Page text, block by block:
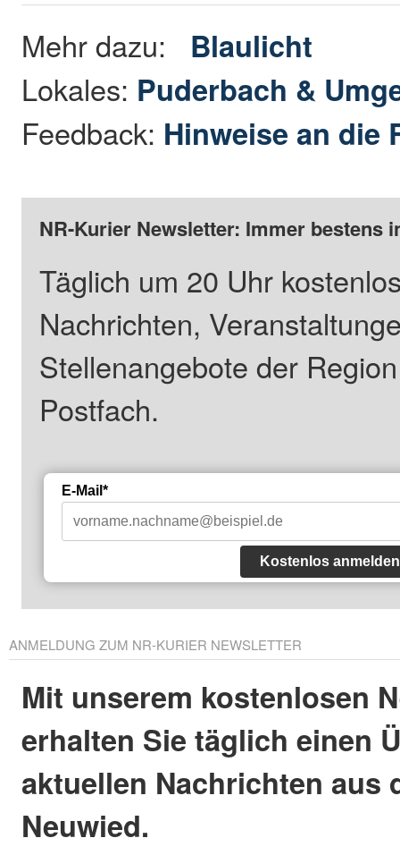
Mehr dazu: Blaulicht
Lokales: Puderbach &
Feedback: Hinweise an die
NR-Kurier Newsletter: Immer bestens
Täglich um 20 Uhr
Nachrichten,
Stellenangebote der
Postfach.
E-Mail*
Kostenlos anmelden
ANMELDUNG ZUM NR-KURIER NEWSLETTER
Mit unserem kostenlosen
erhalten Sie täglich einen
aktuellen Nachrichten aus
Neuwied.